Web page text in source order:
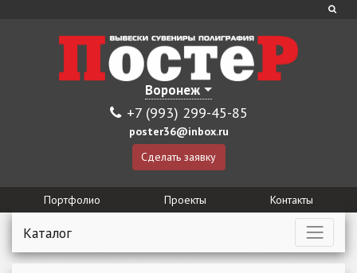
Воронеж
+7 (993) 299-45-85
poster36@inbox.ru
Сделать заявку
Портфолио Проекты Контакты
Каталог